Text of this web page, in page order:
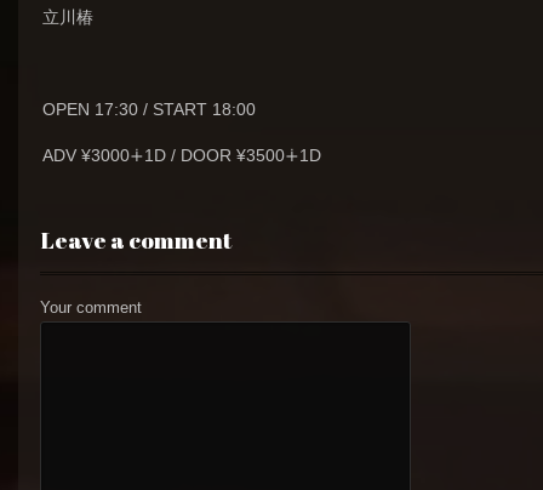
立川椿
OPEN 17:30 / START 18:00
ADV ¥3000∔1D / DOOR ¥3500∔1D
Leave a comment
Your comment